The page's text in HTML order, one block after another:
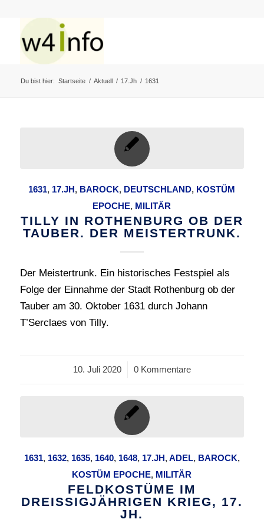
Du bist hier: Startseite / Aktuell / 17.Jh / 1631
1631, 17.JH, BAROCK, DEUTSCHLAND, KOSTÜM
EPOCHE, MILITÄR
TILLY IN ROTHENBURG OB DER
TAUBER. DER MEISTERTRUNK.
Der Meistertrunk. Ein historisches Festspiel als
Folge der Einnahme der Stadt Rothenburg ob der
Tauber am 30. Oktober 1631 durch Johann
T’Serclaes von Tilly.
10. Juli 2020
/ 0 Kommentare
1631, 1632, 1635, 1640, 1648, 17.JH,ADEL, BAROCK,
KOSTÜM EPOCHE, MILITÄR
FELDKOSTÜME IM
DREISSIGJÄHRIGEN KRIEG, 17.
JH.